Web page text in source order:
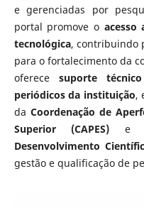
e gerenciadas por
portal promove o acesso
tecnológica, contribuindo
para o fortalecimento da
oferece suporte
periódicos da instituição,
da Coordenação de
Superior (CAPES) e
Desenvolvimento
gestão e qualificação de